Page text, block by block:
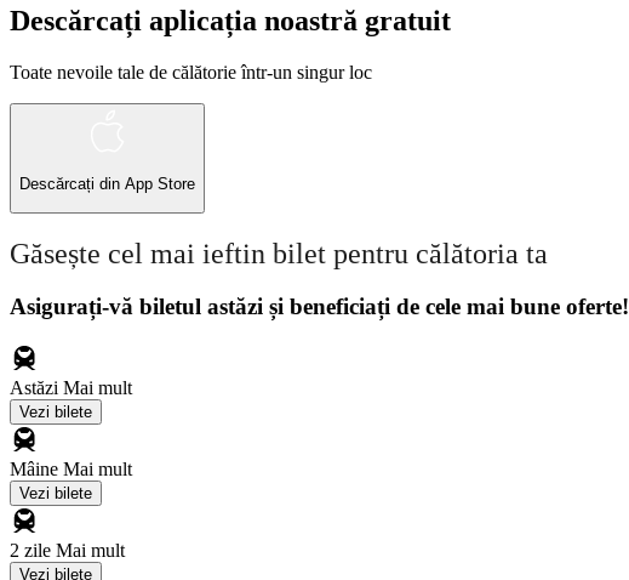
Descărcați aplicația noastră gratuit
Toate nevoile tale de călătorie într-un singur loc
Descărcați din App Store
Găsește cel mai ieftin bilet pentru călătoria ta
Asigurați-vă biletul astăzi și beneficiați de cele mai bune oferte!
Astăzi Mai mult
Vezi bilete
Mâine Mai mult
Vezi bilete
2 zile Mai mult
Vezi bilete